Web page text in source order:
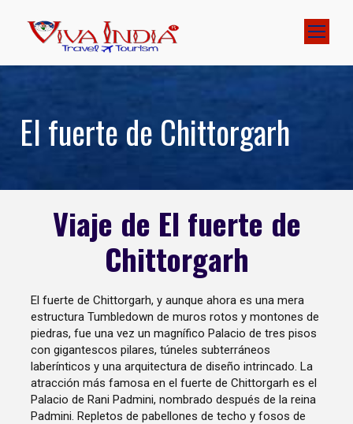
El fuerte de Chittorgarh
Viaje de El fuerte de
Chittorgarh
El fuerte de Chittorgarh, y aunque ahora es una mera
estructura Tumbledown de muros rotos y montones de
piedras, fue una vez un magnífico Palacio de tres pisos
con gigantescos pilares, túneles subterráneos
laberínticos y una arquitectura de diseño intrincado. La
atracción más famosa en el fuerte de Chittorgarh es el
Palacio de Rani Padmini, nombrado después de la reina
Padmini. Repletos de pabellones de techo y fosos de